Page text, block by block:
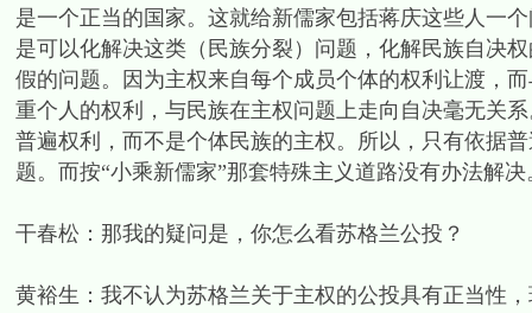
是一个正当的国家。这就给新儒家包括蒋庆这些人一
是可以化解决这类（民族分裂）问题，化解民族自决
假的问题。因为主权来自每个成员个体的权利让渡，
重个人的权利，与民族在主权问题上走向自决毫无关
普遍权利，而不是个体民族的主权。所以，只有依据
题。而按“小乘新儒家”那套特殊主义道路没有办法解决
干春松：那我的疑问是，你怎么看苏格兰公投？
黄裕生：我不认为苏格兰关于主权的公投具有正当性